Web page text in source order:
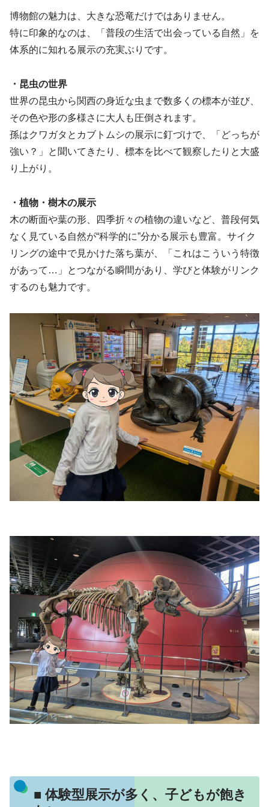
博物館の魅力は、大きな恐竜だけではありません。
特に印象的なのは、「普段の生活で出会っている自然」を
体系的に知れる展示の充実ぶりです。
・昆虫の世界
世界の昆虫から関西の身近な虫まで数多くの標本が並び、
その色や形の多様さに大人も圧倒されます。
孫はクワガタとカブトムシの展示に釘づけで、「どっちが
強い？」と聞いてきたり、標本を比べて観察したりと大盛
り上がり。
・植物・樹木の展示
木の断面や葉の形、四季折々の植物の違いなど、普段何気
なく見ている自然が“科学的に”分かる展示も豊富。サイク
リングの途中で見かけた落ち葉が、「これはこういう特徴
があって…」とつながる瞬間があり、学びと体験がリンク
するのも魅力です。
■ 体験型展示が多く、子どもが飽き